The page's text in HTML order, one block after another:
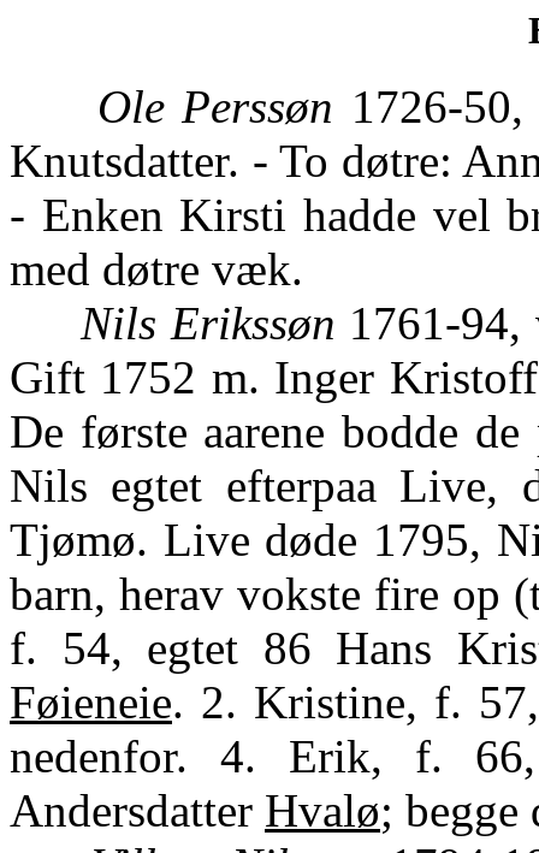
Ole Perssøn 1726-
Knutsdatter. - To døtre:
- Enken Kirsti hadde vel
med døtre væk.
Nils Erikssøn 1761-
Gift 1752 m. Inger
De første aarene bodde
Nils egtet efterpaa Live,
Tjømø. Live døde 1795,
barn, herav vokste fire op
f. 54, egtet 86 Hans
Føieneie. 2. Kristine, f.
nedenfor. 4. Erik, f.
Andersdatter Hvalø;